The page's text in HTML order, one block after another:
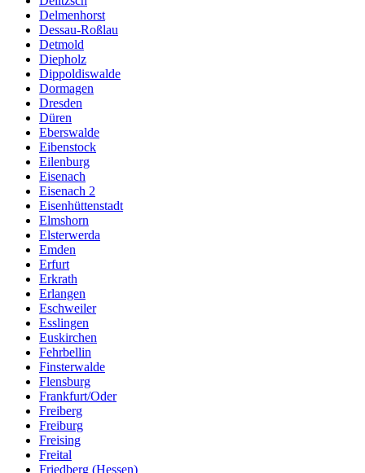
Delmenhorst
Dessau-Roßlau
Detmold
Diepholz
Dippoldiswalde
Dormagen
Dresden
Düren
Eberswalde
Eibenstock
Eilenburg
Eisenach
Eisenach 2
Eisenhüttenstadt
Elmshorn
Elsterwerda
Emden
Erfurt
Erkrath
Erlangen
Eschweiler
Esslingen
Euskirchen
Fehrbellin
Finsterwalde
Flensburg
Frankfurt/Oder
Freiberg
Freiburg
Freising
Freital
Friedberg (Hessen)